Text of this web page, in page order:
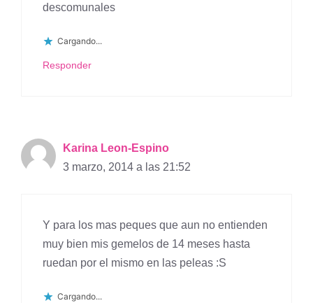
descomunales
Cargando...
Responder
Karina Leon-Espino
3 marzo, 2014 a las 21:52
Y para los mas peques que aun no entienden
muy bien mis gemelos de 14 meses hasta
ruedan por el mismo en las peleas :S
Cargando...